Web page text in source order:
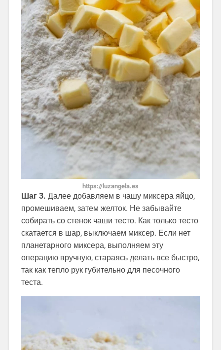
https://luzangela.es
Шаг 3. Далее добавляем в чашу миксера яйцо,
промешиваем, затем желток. Не забывайте
собирать со стенок чаши тесто. Как только тесто
скатается в шар, выключаем миксер. Если нет
планетарного миксера, выполняем эту
операцию вручную, стараясь делать все быстро,
так как тепло рук губительно для песочного
теста.